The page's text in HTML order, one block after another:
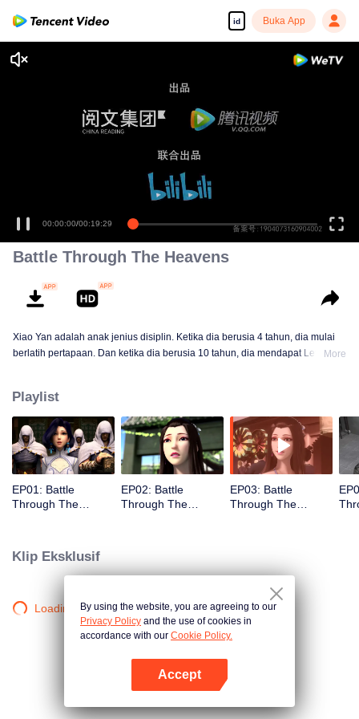
id Buka App
00:00:00/00:19:29
Battle Through The Heavens
Xiao Yan adalah anak jenius disiplin. Ketika dia berusia 4 tahun, dia mulai
berlatih pertapaan. Dan ketika dia berusia 10 tahun, dia mendapat Level 9
Sesuatu yang tidak terduga terjadi, Jadi xiao Yan kehilangan kekuatannya.
Dia kecewa terhadap dirinya sendiri
More
Playlist
EP01: Battle
Through The
EP02: Battle
Through The
EP03: Battle
Through The
Klip Eksklusif
Loading…By using the website, you are agreeing to our
Privacy Policy and the use of cookies in
accordance with our Cookie Policy.
Accept